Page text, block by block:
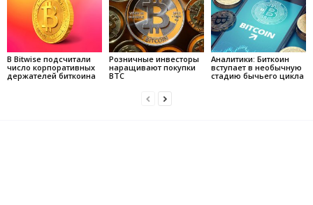
В Bitwise подсчитали
число корпоративных
держателей биткоина
Розничные инвесторы
наращивают покупки
BTC
Аналитики: Биткоин
вступает в необычную
стадию бычьего цикла